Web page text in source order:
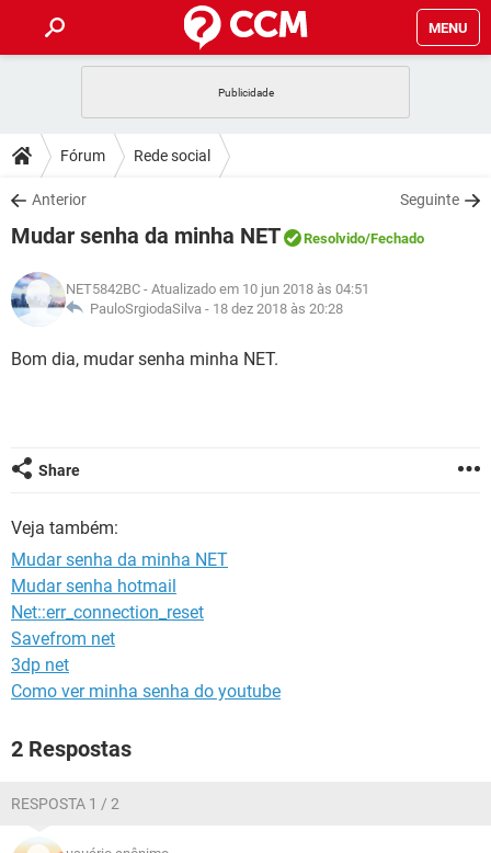
MENU
CELULAR
OUTLOOK
INSTAGRAM GMAIL
GUIA DE COMPRAS
DICAS
JOGOS
INSTAGRAM GMAIL
GUIA DE COMPRAS
DOWNLOADS
JOGOS WHATSAPP
CELULAR
OUTLOOK EXCEL
INSTAGRAM GMAIL
JOGOS WHATSAPP
CELULAR
OUTLOOK EXCEL
GLOSSÁRIO
JOGOS WHATSAPP
INSTAGRAM
Fórum Rede social
Anterior Seguinte
Mudar senha da minha NET Resolvido/Fechado
NET5842BC - Atualizado em 10 jun 2018 às 04:51
PauloSrgiodaSilva - 18 dez 2018 às 20:28
Bom dia, mudar senha minha NET.
Share
Veja também:
Mudar senha da minha NET
Mudar senha hotmail
Net::err_connection_reset
Savefrom net
3dp net
Como ver minha senha do youtube
2 Respostas
RESPOSTA 1 / 2